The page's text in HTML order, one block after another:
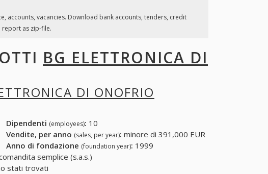
accounts, vacancies. Download bank accounts, tenders, credit
report as zip-file.
BG ELETTRONICA DI
DI ONOFRIO
Dipendenti (employees): 10
Vendite, per anno (sales, per year): minore di 391,000 EUR
Anno di fondazione (foundation year): 1999
semplice (s.a.s.)
stati trovati